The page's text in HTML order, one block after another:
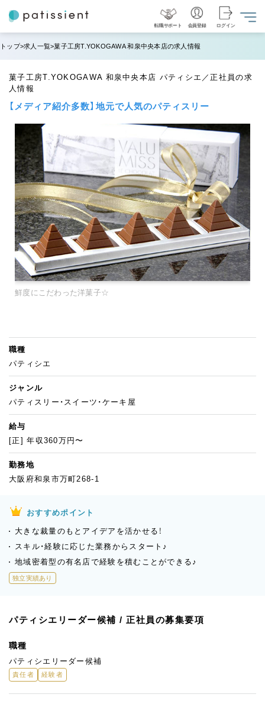
転職サポート 会員登録 ログイン
トップ 求人一覧 菓子工房T.YOKOGAWA 和泉中央本店の求人情報
菓子工房T.YOKOGAWA 和泉中央本店 パティシエ／正社員の求
人情報
【メディア紹介多数】地元で人気のパティスリー
鮮度にこだわった洋菓子☆
職種
パティシエ
ジャンル
パティスリー・スイーツ・ケーキ屋
給与
[正] 年収360万円〜
勤務地
大阪府和泉市万町268-1
おすすめポイント
大きな裁量のもとアイデアを活かせる！
スキル・経験に応じた業務からスタート♪
地域密着型の有名店で経験を積むことができる♪
独立実績あり
パティシエリーダー候補 / 正社員の募集要項
職種
パティシエリーダー候補
責任者 経験者